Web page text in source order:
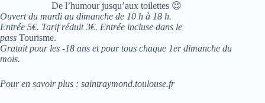
De l’humour jusqu’aux toilettes 😉
Ouvert du mardi au dimanche de 10 h à 18 h.
Entrée 5€. Tarif réduit 3€. Entrée incluse dans le
pass Tourisme.
Gratuit pour les -18 ans et pour tous chaque 1er dimanche du
mois.
Pour en savoir plus : saintraymond.toulouse.fr